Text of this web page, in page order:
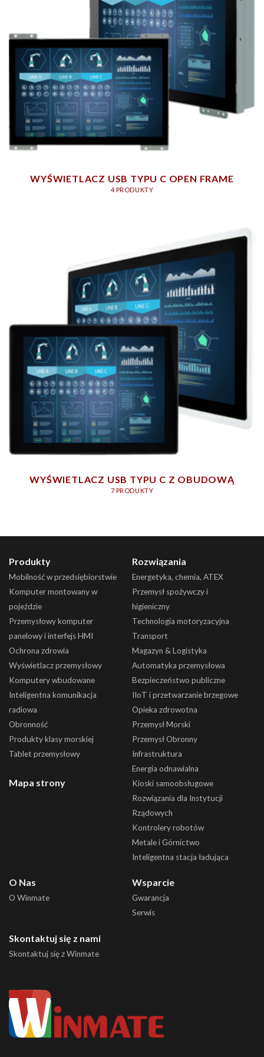
WYŚWIETLACZ USB TYPU C OPEN FRAME
4 PRODUKTY
WYŚWIETLACZ USB TYPU C Z OBUDOWĄ
7 PRODUKTY
Produkty
Mobilność w przedsiębiorstwie
Komputer montowany w
pojeździe
Przemysłowy komputer
panelowy i interfejs HMI
Ochrona zdrowia
Wyświetlacz przemysłowy
Komputery wbudowane
Inteligentna komunikacja
radiowa
Obronność
Produkty klasy morskiej
Tablet przemysłowy
Mapa strony
Rozwiązania
Energetyka, chemia, ATEX
Przemysł spożywczy i
higieniczny
Technologia motoryzacyjna
Transport
Magazyn & Logistyka
Automatyka przemysłowa
Bezpieczeństwo publiczne
IIoT i przetwarzanie brzegowe
Opieka zdrowotna
Przemysł Morski
Przemysł Obronny
Infrastruktura
Energia odnawialna
Kioski samoobsługowe
Rozwiązania dla Instytucji
Rządowych
Kontrolery robotów
Metale i Górnictwo
Inteligentna stacja ładująca
O Nas
O Winmate
Wsparcie
Gwarancja
Serwis
Skontaktuj się z nami
Skontaktuj się z Winmate